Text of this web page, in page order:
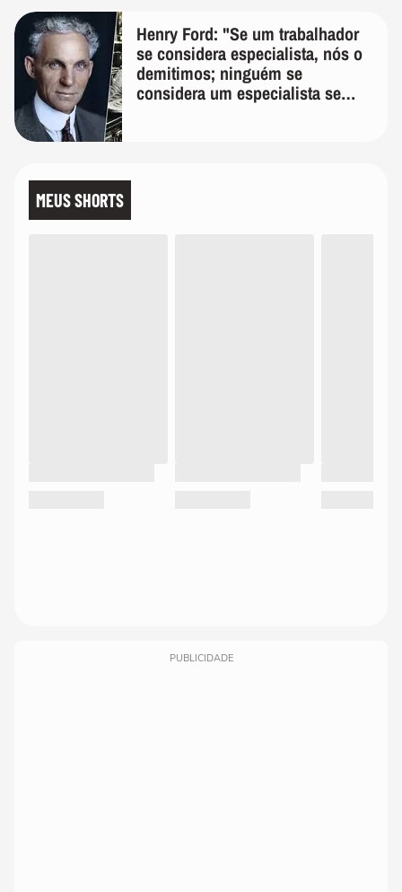
Henry Ford: "Se um trabalhador
se considera especialista, nós o
demitimos; ninguém se
considera um especialista se
MEUS SHORTS
PUBLICIDADE